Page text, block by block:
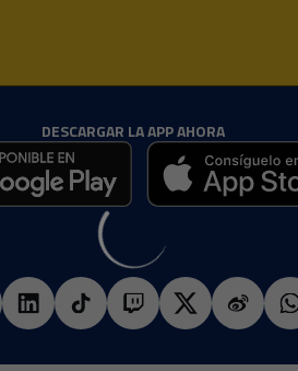
DESCARGAR LA APP AHORA